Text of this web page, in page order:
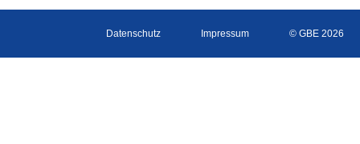
Datenschutz Impressum © GBE 2026